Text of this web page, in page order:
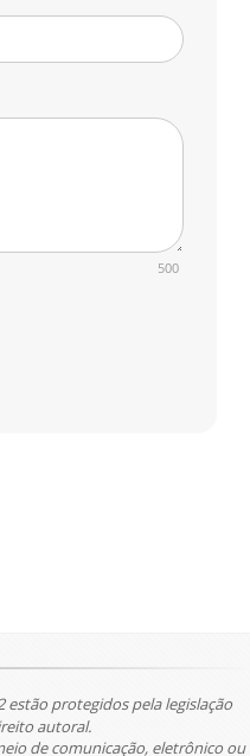
500
estão protegidos pela legislação
autoral.
de comunicação, eletrônico ou